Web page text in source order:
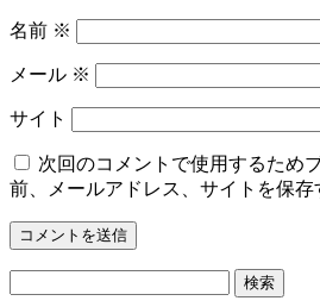
名前 ※
メール ※
サイト
次回のコメントで使用するため
前、メールアドレス、サイトを保存